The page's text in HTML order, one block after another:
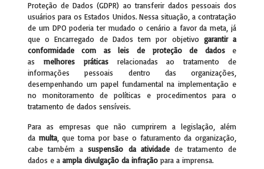
Proteção de Dados (GDPR) ao transferir dados pessoais dos
usuários para os Estados Unidos. Nessa situação, a contratação
de um DPO poderia ter mudado o cenário a favor da meta, já
que o Encarregado de Dados tem por objetivo garantir a
conformidade com as leis de proteção de dadose
as melhores práticasrelacionadas ao tratamento de
informações pessoais dentro das organizações,
desempenhando um papel fundamental na implementação e
no monitoramento de políticas e procedimentos para o
tratamento de dados sensíveis.
Para as empresas que não cumprirem a legislação, além
da multa, que toma por base o faturamento da organização,
cabe também asuspensão da atividadede tratamento de
dados e a ampla divulgação da infraçãopara a imprensa.